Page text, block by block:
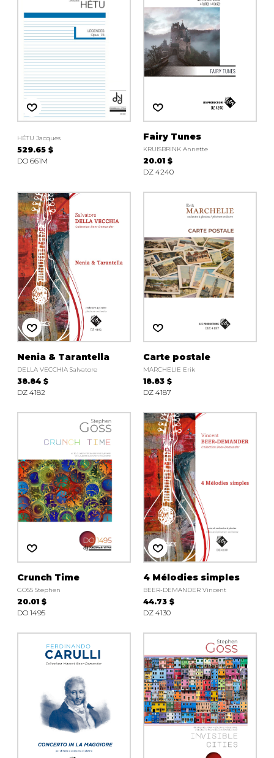
HÉTU Jacques
529.65 $
DO 661M
Fairy Tunes
KRUISBRINK Annette
20.01 $
DZ 4240
Nenia & Tarantella
DELLA VECCHIA Salvatore
38.84 $
DZ 4182
Carte postale
MARCHELIE Erik
18.83 $
DZ 4187
Crunch Time
GOSS Stephen
20.01 $
DO 1495
4 Mélodies simples
BEER-DEMANDER Vincent
44.73 $
DZ 4130